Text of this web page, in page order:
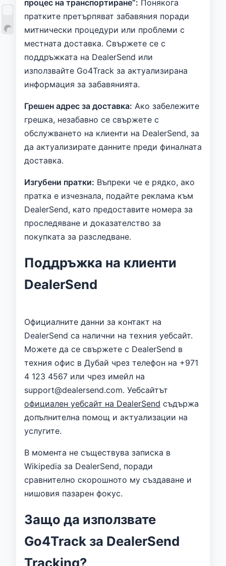
процес на транспортиране“: Понякога
пратките претърпяват забавяния поради
митнически процедури или проблеми с
местната доставка. Свържете се с
поддръжката на DealerSend или
използвайте Go4Track за актуализирана
информация за забавянията.
Грешен адрес за доставка: Ако забележите
грешка, незабавно се свържете с
обслужването на клиенти на DealerSend, за
да актуализирате данните преди финалната
доставка.
Изгубени пратки: Въпреки че е рядко, ако
пратка е изчезнала, подайте реклама към
DealerSend, като предоставите номера за
проследяване и доказателство за
покупката за разследване.
Поддръжка на клиенти
DealerSend
Официалните данни за контакт на
DealerSend са налични на техния уебсайт.
Можете да се свържете с DealerSend в
техния офис в Дубай чрез телефон на +971
4 123 4567 или чрез имейл на
support@dealersend.com. Уебсайтът
официален уебсайт на DealerSend съдържа
допълнителна помощ и актуализации на
услугите.
В момента не съществува записка в
Wikipedia за DealerSend, поради
сравнително скорошното му създаване и
нишовия пазарен фокус.
Защо да използвате
Go4Track за DealerSend
Tracking?